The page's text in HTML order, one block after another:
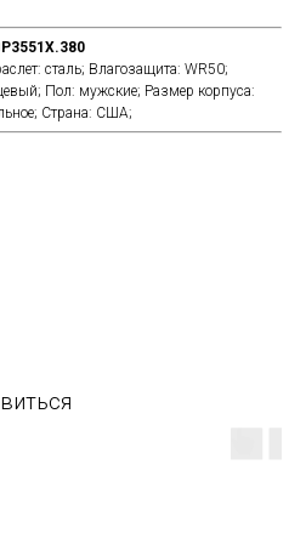
сталь; Влагозащита: WR50;
Пол: мужские; Размер корпуса:
Страна: США;